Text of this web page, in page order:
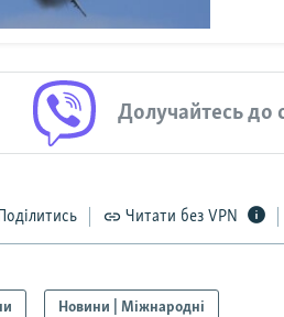
Долучайтесь до
Поділитись Читати без VPN
Новини | Міжнародні